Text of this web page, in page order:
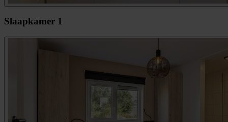
Slaapkamer 1